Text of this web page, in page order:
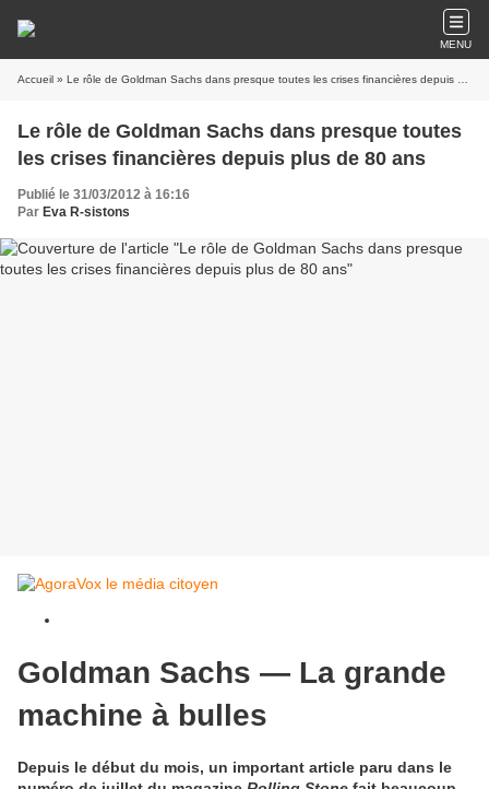
MENU
Accueil » Le rôle de Goldman Sachs dans presque toutes les crises financières depuis plus de 80 ans
Le rôle de Goldman Sachs dans presque toutes
les crises financières depuis plus de 80 ans
Publié le 31/03/2012 à 16:16
Par Eva R-sistons
Goldman Sachs — La grande
machine à bulles
Depuis le début du mois, un important article paru dans le